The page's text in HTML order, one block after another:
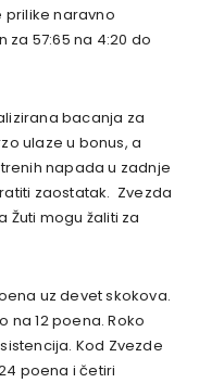
prilike naravno
za 57:65 na 4:20 do
bacanja za
ulaze u bonus, a
napada u zadnje
zaostatak. Zvezda
Žuti mogu žaliti za
uz devet skokova.
na 12 poena. Roko
Kod Zvezde
poena i četiri